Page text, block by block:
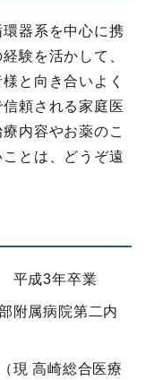
器系を中心に携
験を活かして、
と向き合いよく
頼される家庭医
内容やお薬のこ
とは、どうぞ遠
平成3年卒業
附属病院第二内
現 高崎総合医療